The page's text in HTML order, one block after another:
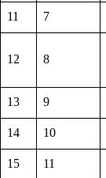
11
7
12 8
13 9
14 10
15 11